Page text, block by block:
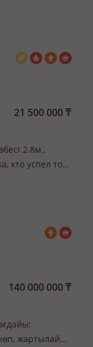
🌇 2 балко…
21 500 000₸
2.8м.,
кто успел тот
140 000 000₸
жартылай